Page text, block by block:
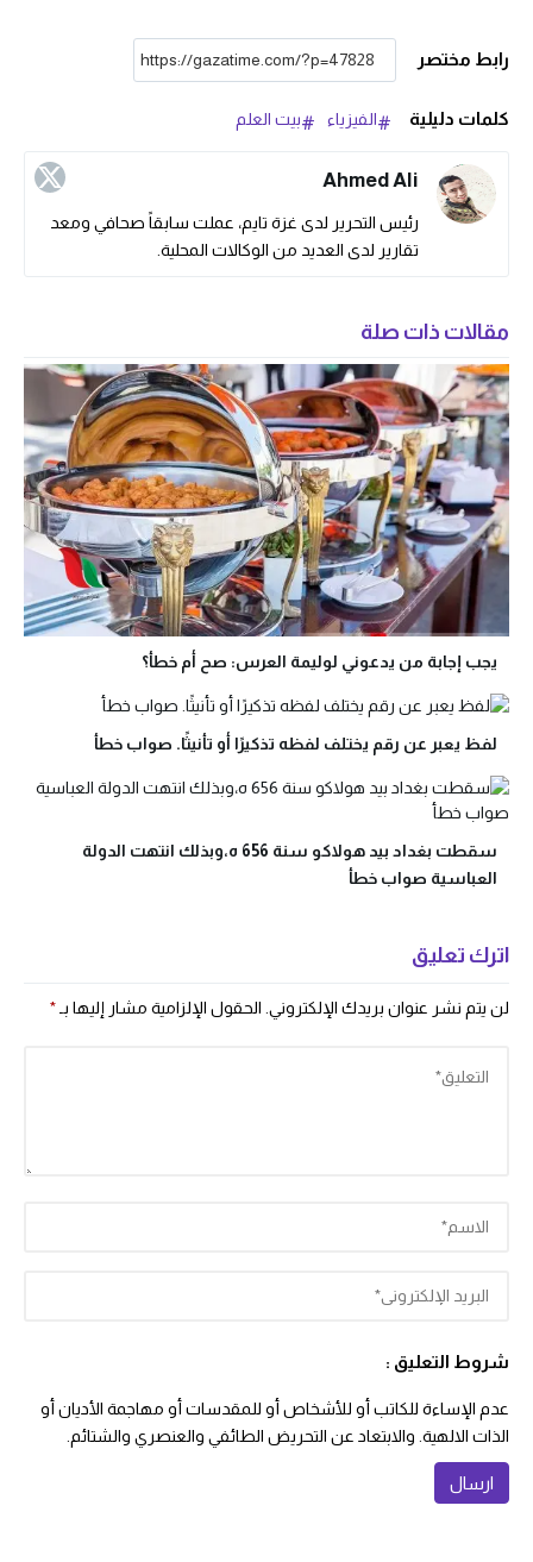
رابط مختصر
كلمات دليلية الفيزياء بيت العلم
Ahmed Ali
رئيس التحرير لدى غزة تايم، عملت سابقاً صحافي ومعد
تقارير لدى العديد من الوكالات المحلية.
مقالات ذات صلة
يجب إجابة من يدعوني لوليمة العرس: صح أم خطأ؟
لفظ يعبر عن رقم يختلف لفظه تذكيرًا أو تأنيثًا. صواب خطأ
سقطت بغداد بيد هولاكو سنة 656 ه،وبذلك انتهت الدولة
العباسية صواب خطأ
اترك تعليق
لن يتم نشر عنوان بريدك الإلكتروني. الحقول الإلزامية مشار إليها بـ*
شروط التعليق :
عدم الإساءة للكاتب أو للأشخاص أو للمقدسات أو مهاجمة الأديان أو
الذات الالهية. والابتعاد عن التحريض الطائفي والعنصري والشتائم.